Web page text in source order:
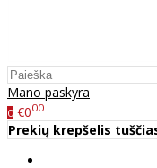
Mano paskyra
0 €000
Prekių krepšelis